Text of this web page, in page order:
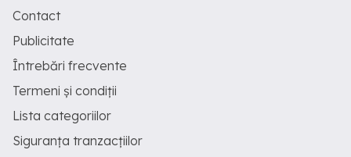
Contact
Publicitate
Întrebări frecvente
Termeni și condiții
Lista categoriilor
Siguranța tranzacțiilor